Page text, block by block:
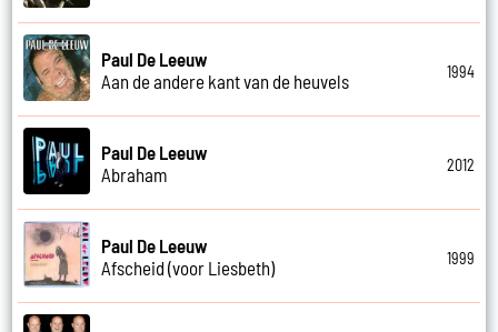
Paul De Leeuw
Aan de andere kant van de heuvels
1994
Paul De Leeuw
Abraham
2012
Paul De Leeuw
Afscheid (voor Liesbeth)
1999